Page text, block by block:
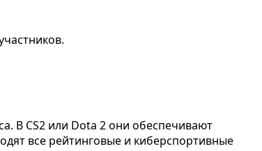
В CS2 или Dota 2 они обеспечивают
все рейтинговые и киберспортивные